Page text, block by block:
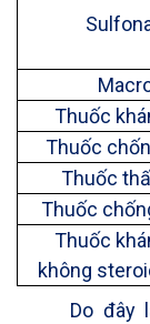
Thuốc
Thuốc
Thuốc
Thuốc
Thuốc
không
Do đây